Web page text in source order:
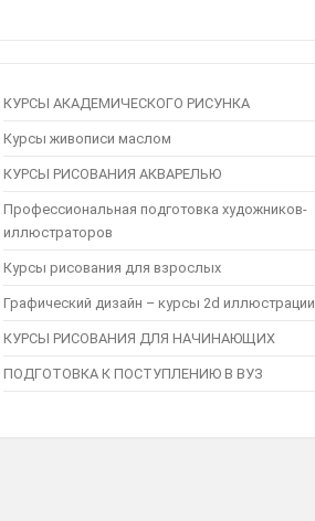
КУРСЫ АКАДЕМИЧЕСКОГО РИСУНКА
Курсы живописи маслом
КУРСЫ РИСОВАНИЯ АКВАРЕЛЬЮ
Профессиональная подготовка художников-
иллюстраторов
Курсы рисования для взрослых
Графический дизайн – курсы 2d иллюстрации
КУРСЫ РИСОВАНИЯ ДЛЯ НАЧИНАЮЩИХ
ПОДГОТОВКА К ПОСТУПЛЕНИЮ В ВУЗ